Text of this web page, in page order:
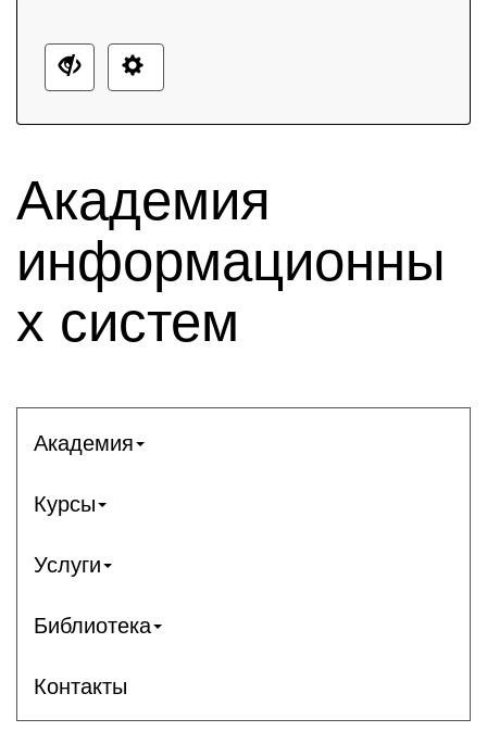
Академия
информационны
х систем
Академия
Курсы
Услуги
Библиотека
Контакты